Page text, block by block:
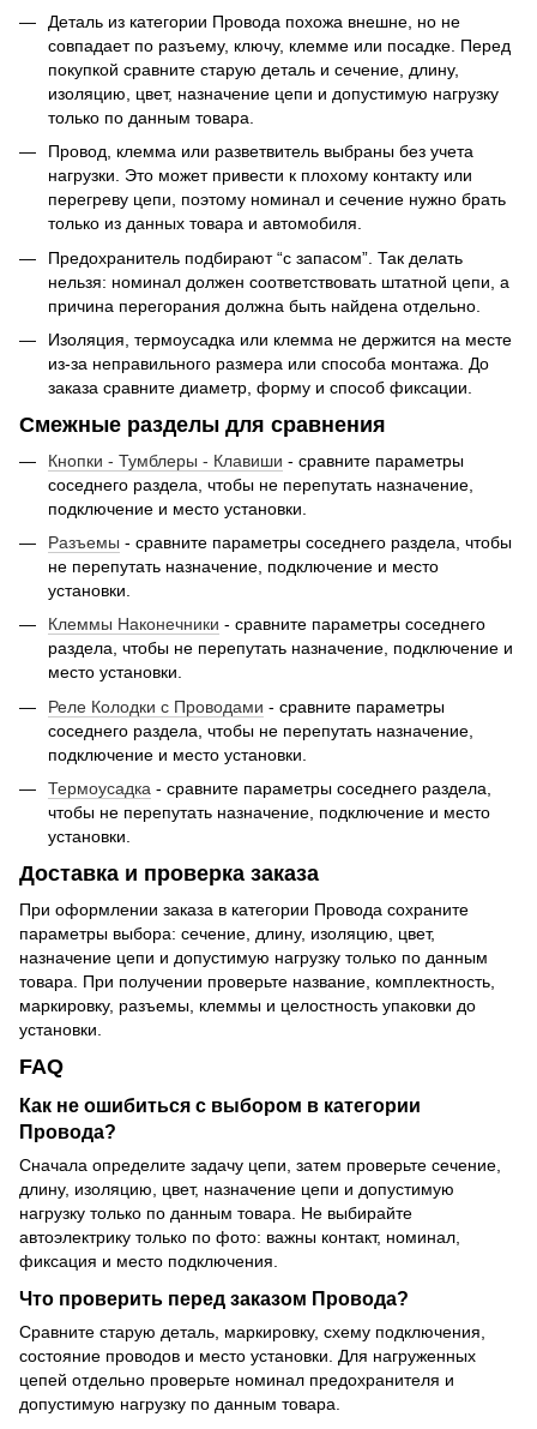
Деталь из категории Провода похожа внешне, но не
совпадает по разъему, ключу, клемме или посадке. Перед
покупкой сравните старую деталь и сечение, длину,
изоляцию, цвет, назначение цепи и допустимую нагрузку
только по данным товара.
Провод, клемма или разветвитель выбраны без учета
нагрузки. Это может привести к плохому контакту или
перегреву цепи, поэтому номинал и сечение нужно брать
только из данных товара и автомобиля.
Предохранитель подбирают “с запасом”. Так делать
нельзя: номинал должен соответствовать штатной цепи, а
причина перегорания должна быть найдена отдельно.
Изоляция, термоусадка или клемма не держится на месте
из-за неправильного размера или способа монтажа. До
заказа сравните диаметр, форму и способ фиксации.
Смежные разделы для сравнения
Кнопки - Тумблеры - Клавиши - сравните параметры
соседнего раздела, чтобы не перепутать назначение,
подключение и место установки.
Разъемы - сравните параметры соседнего раздела, чтобы
не перепутать назначение, подключение и место
установки.
Клеммы Наконечники - сравните параметры соседнего
раздела, чтобы не перепутать назначение, подключение и
место установки.
Реле Колодки с Проводами - сравните параметры
соседнего раздела, чтобы не перепутать назначение,
подключение и место установки.
Термоусадка - сравните параметры соседнего раздела,
чтобы не перепутать назначение, подключение и место
установки.
Доставка и проверка заказа
При оформлении заказа в категории Провода сохраните
параметры выбора: сечение, длину, изоляцию, цвет,
назначение цепи и допустимую нагрузку только по данным
товара. При получении проверьте название, комплектность,
маркировку, разъемы, клеммы и целостность упаковки до
установки.
FAQ
Как не ошибиться с выбором в категории
Провода?
Сначала определите задачу цепи, затем проверьте сечение,
длину, изоляцию, цвет, назначение цепи и допустимую
нагрузку только по данным товара. Не выбирайте
автоэлектрику только по фото: важны контакт, номинал,
фиксация и место подключения.
Что проверить перед заказом Провода?
Сравните старую деталь, маркировку, схему подключения,
состояние проводов и место установки. Для нагруженных
цепей отдельно проверьте номинал предохранителя и
допустимую нагрузку по данным товара.